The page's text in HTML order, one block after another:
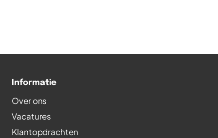
Informatie
Over ons
Vacatures
Klantopdrachten